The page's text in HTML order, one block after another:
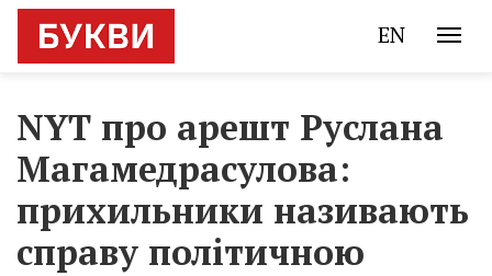
EN
NYT про арешт Руслана
Магамедрасулова:
прихильники називають
справу політичною